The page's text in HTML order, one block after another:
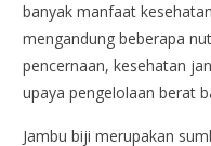
banyak manfaat
mengandung beberapa
pencernaan, kesehatan
upaya pengelolaan berat
Jambu biji merupakan